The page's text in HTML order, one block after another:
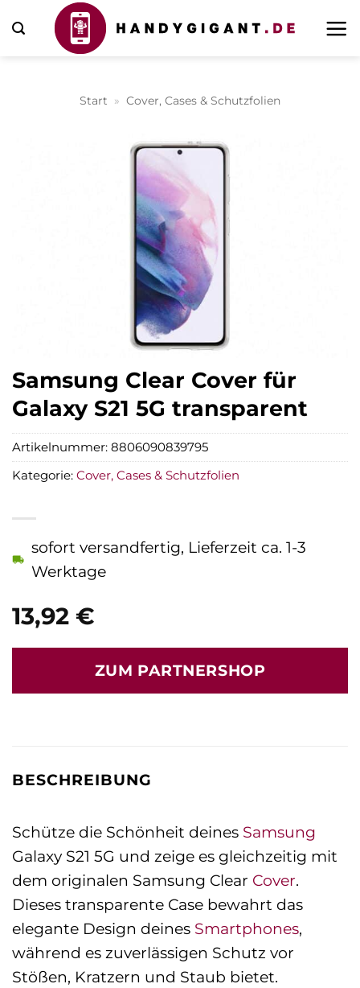
Inhalt
Start » Cover, Cases & Schutzfolien
Samsung Clear Cover für
Galaxy S21 5G transparent
13,92 €
sofort versandfertig, Lieferzeit ca. 1-3
Werktage
ZUM PARTNERSHOP
Artikelnummer: 8806090839795
Kategorie: Cover, Cases & Schutzfolien
BESCHREIBUNG
Schütze die Schönheit deines Samsung
Galaxy S21 5G und zeige es gleichzeitig mit
dem originalen Samsung Clear Cover.
Dieses transparente Case bewahrt das
elegante Design deines Smartphones,
während es zuverlässigen Schutz vor
Stößen, Kratzern und Staub bietet.